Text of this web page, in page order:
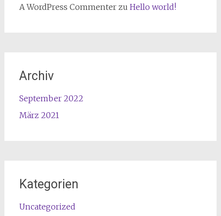
A WordPress Commenterzu Hello world!
Archiv
September 2022
März 2021
Kategorien
Uncategorized